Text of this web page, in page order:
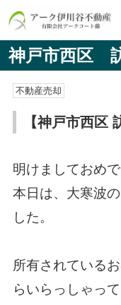
神戸市西区
不動産売却
【神戸市西区
明けましておめ
本日は、大寒波
した。
所有されている
らいらっしゃって